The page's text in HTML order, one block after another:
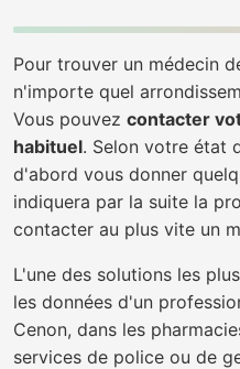
Pour trouver un médecin
n'importe quel
Vous pouvez contacter
habituel. Selon votre état
d'abord vous donner
indiquera par la suite la
contacter au plus vite un
L'une des solutions les
les données d'un
Cenon, dans les
services de police ou de